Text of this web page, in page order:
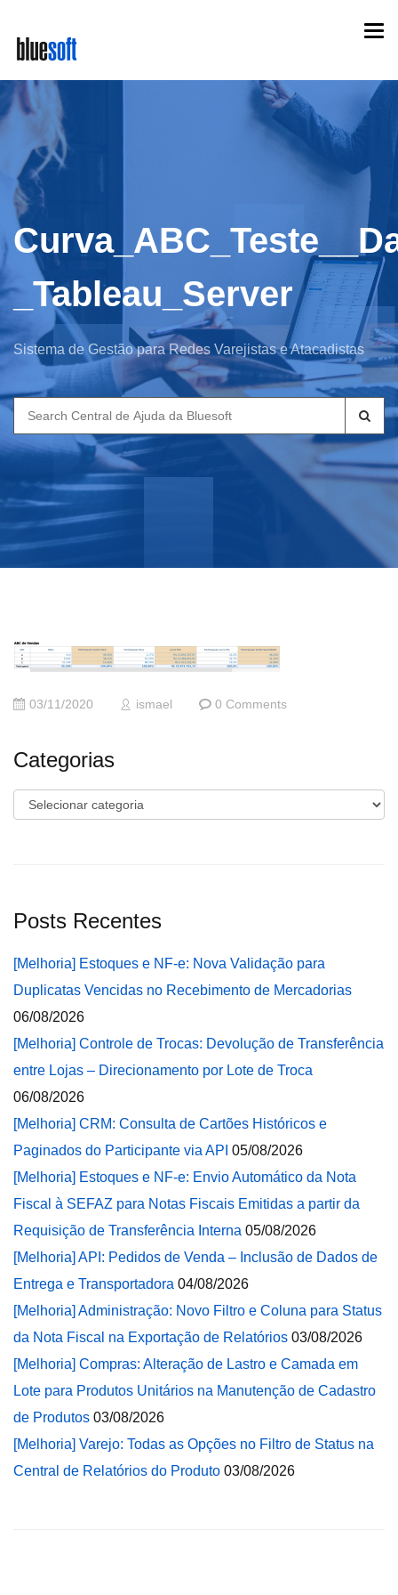
main
content
_Tableau_Server
Sistema de Gestão para Redes Varejistas e Atacadistas
Search
for:
03/11/2020 ismael 0 Comments
Categorias
Categorias
Posts Recentes
[Melhoria] Estoques e NF-e: Nova Validação para
Duplicatas Vencidas no Recebimento de Mercadorias
06/08/2026
[Melhoria] Controle de Trocas: Devolução de Transferência
entre Lojas – Direcionamento por Lote de Troca
06/08/2026
[Melhoria] CRM: Consulta de Cartões Históricos e
Paginados do Participante via API 05/08/2026
[Melhoria] Estoques e NF-e: Envio Automático da Nota
Fiscal à SEFAZ para Notas Fiscais Emitidas a partir da
Requisição de Transferência Interna 05/08/2026
[Melhoria] API: Pedidos de Venda – Inclusão de Dados de
Entrega e Transportadora 04/08/2026
[Melhoria] Administração: Novo Filtro e Coluna para Status
da Nota Fiscal na Exportação de Relatórios 03/08/2026
[Melhoria] Compras: Alteração de Lastro e Camada em
Lote para Produtos Unitários na Manutenção de Cadastro
de Produtos 03/08/2026
[Melhoria] Varejo: Todas as Opções no Filtro de Status na
Central de Relatórios do Produto 03/08/2026